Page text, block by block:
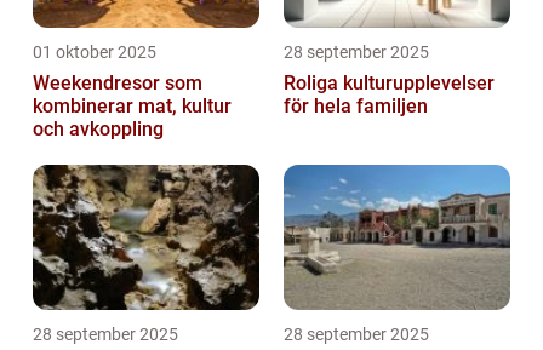
01 oktober 2025
Weekendresor som
kombinerar mat, kultur
och avkoppling
28 september 2025
Roliga kulturupplevelser
för hela familjen
28 september 2025 28 september 2025